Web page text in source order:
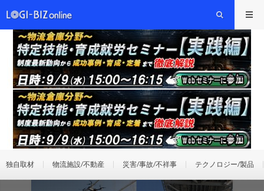
独自取材 物流施設/不動産 災害/事故/不祥事 テクノロジー/製品